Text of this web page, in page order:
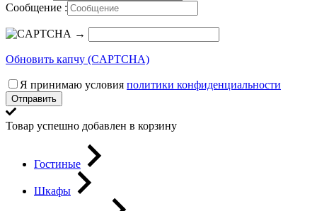
Сообщение :
→
Обновить капчу (CAPTCHA)
Я принимаю условия политики конфиденциальности
Отправить
Товар успешно добавлен в корзину
Гостиные
Шкафы